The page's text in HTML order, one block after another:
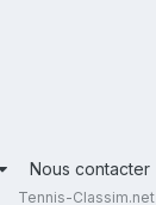
Nous contacter
Tennis-Classim.net